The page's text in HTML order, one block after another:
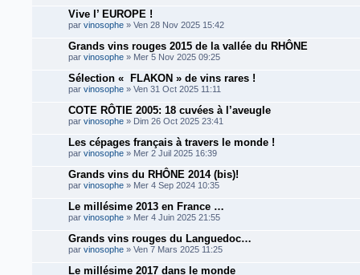
Vive l’ EUROPE !
par vinosophe » Ven 28 Nov 2025 15:42
Grands vins rouges 2015 de la vallée du RHÔNE
par vinosophe » Mer 5 Nov 2025 09:25
Sélection « FLAKON » de vins rares !
par vinosophe » Ven 31 Oct 2025 11:11
COTE RÔTIE 2005: 18 cuvées à l’aveugle
par vinosophe » Dim 26 Oct 2025 23:41
Les cépages français à travers le monde !
par vinosophe » Mer 2 Juil 2025 16:39
Grands vins du RHÔNE 2014 (bis)!
par vinosophe » Mer 4 Sep 2024 10:35
Le millésime 2013 en France …
par vinosophe » Mer 4 Juin 2025 21:55
Grands vins rouges du Languedoc…
par vinosophe » Ven 7 Mars 2025 11:25
Le millésime 2017 dans le monde